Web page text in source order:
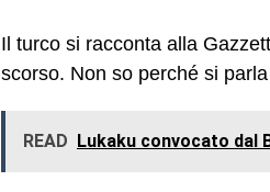
Il turco si racconta alla
scorso. Non so perché si
READ Lukaku convocato dal